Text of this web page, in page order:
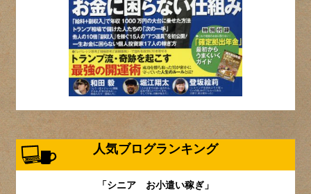
人気ブログランキング
「シニア お小遣い稼ぎ」